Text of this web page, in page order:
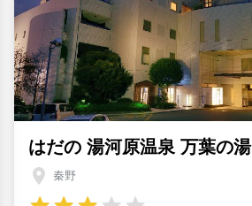
はだの 湯河原温泉 万葉の湯
秦野